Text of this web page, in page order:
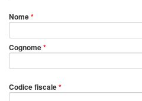
Nome*
Cognome*
Codice fiscale*